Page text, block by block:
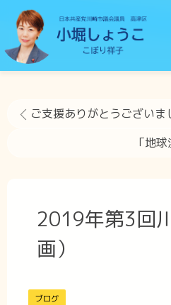
ご支援ありがとうございま
「地
2019年第3回
画）
ブログ